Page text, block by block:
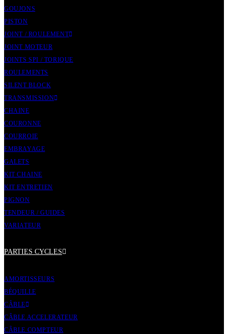
GOUJONS
PISTON
JOINT / ROULEMENT
JOINT MOTEUR
JOINTS SPI / TORIQUE
ROULEMENTS
SILENT BLOCK
TRANSMISSION
CHAINE
COURONNE
COURROIE
EMBRAYAGE
GALETS
KIT CHAINE
KIT ENTRETIEN
PIGNON
TENDEUR / GUIDES
VARIATEUR
PARTIES CYCLES
AMORTISSEURS
BÉQUILLE
CÂBLE
CÂBLE ACCELERATEUR
CÂBLE COMPTEUR